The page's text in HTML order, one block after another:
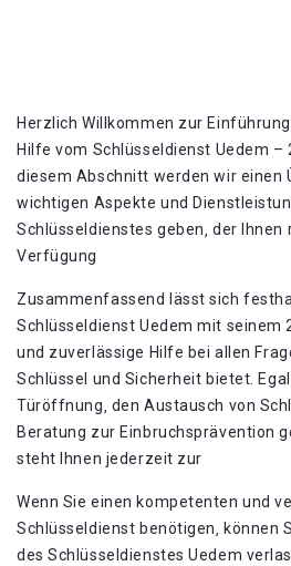
Herzlich Willkommen zur
Hilfe vom Schlüsseldienst Uedem –
diesem Abschnitt werden wir einen
wichtigen Aspekte und
Schlüsseldienstes geben‚ der Ihnen
Verfügung
Zusammenfassend lässt sich
Schlüsseldienst Uedem mit seinem
und zuverlässige Hilfe bei allen
Schlüssel und Sicherheit bietet.
Türöffnung‚ den Austausch von
Beratung zur Einbruchsprävention
steht Ihnen jederzeit zur
Wenn Sie einen kompetenten und
Schlüsseldienst benötigen‚ können
des Schlüsseldienstes Uedem